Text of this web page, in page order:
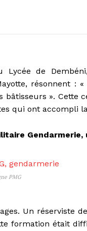
Lycée de
résonnent :
bâtisseurs ». Cette
qui ont accompli
PMG
Un réserviste
formation était